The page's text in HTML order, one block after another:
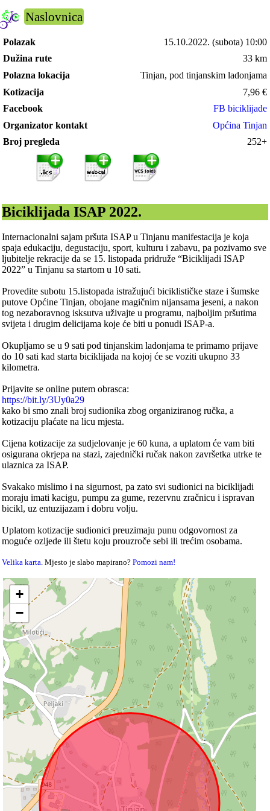
Naslovnica
Polazak 15.10.2022. (subota) 10:00
Dužina rute
33 km
Polazna lokacija
Tinjan, pod tinjanskim ladonjama
Kotizacija
7,96 €
Facebook
FB biciklijade
Organizator kontakt
Općina Tinjan
Broj pregleda
252+
Biciklijada ISAP 2022.
Internacionalni sajam pršuta ISAP u Tinjanu manifestacija je koja
spaja edukaciju, degustaciju, sport, kulturu i zabavu, pa pozivamo sve
ljubitelje rekracije da se 15. listopada pridruže “Biciklijadi ISAP
2022” u Tinjanu sa startom u 10 sati.
Provedite subotu 15.listopada istražujući biciklističke staze i šumske
putove Općine Tinjan, obojane magičnim nijansama jeseni, a nakon
tog nezaboravnog isksutva uživajte u programu, najboljim pršutima
svijeta i drugim delicijama koje će biti u ponudi ISAP-a.
Okupljamo se u 9 sati pod tinjanskim ladonjama te primamo prijave
do 10 sati kad starta biciklijada na kojoj će se voziti ukupno 33
kilometra.
Prijavite se online putem obrasca:
https://bit.ly/3Uy0a29
kako bi smo znali broj sudionika zbog organiziranog ručka, a
kotizaciju plaćate na licu mjesta.
Cijena kotizacije za sudjelovanje je 60 kuna, a uplatom će vam biti
osigurana okrjepa na stazi, zajednički ručak nakon završetka utrke te
ulaznica za ISAP.
Svakako mislimo i na sigurnost, pa zato svi sudionici na biciklijadi
moraju imati kacigu, pumpu za gume, rezervnu zračnicu i ispravan
bicikl, uz entuzijazam i dobru volju.
Uplatom kotizacije sudionici preuzimaju punu odgovornost za
moguće ozljede ili štetu koju prouzroče sebi ili trećim osobama.
Velika karta. Mjesto je slabo mapirano?Pomozi nam!
+
−